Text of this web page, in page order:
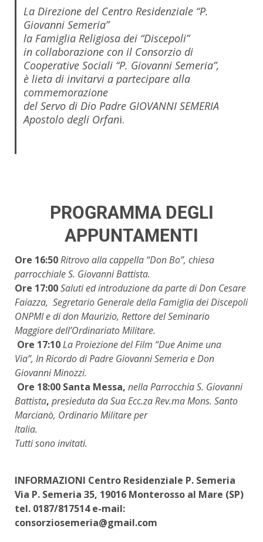
La Direzione del Centro Residenziale “P.
Giovanni Semeria”
la Famiglia Religiosa dei “Discepoli”
in collaborazione con il Consorzio di
Cooperative Sociali “P. Giovanni Semeria”,
è lieta di invitarvi a partecipare alla
commemorazione
del Servo di Dio Padre GIOVANNI SEMERIA
Apostolo degli Orfani.
PROGRAMMA DEGLI
APPUNTAMENTI
Ore 16:50Ritrovoalla cappella “Don Bo”, chiesa
parrocchiale S. Giovanni Battista.
Ore 17:00Saluti ed introduzioneda parte di Don Cesare
Faiazza, Segretario Generale della Famiglia dei Discepoli
ONPMIe di don Maurizio, Rettore del Seminario
Maggiore dell’Ordinariato Militare.
Ore 17:10La Proiezione del Film “Due Anime una
Via”, In Ricordo di Padre Giovanni Semeria e Don
Giovanni Minozzi.
Ore 18:00 Santa Messa, nella Parrocchia S. Giovanni
Battista, presieduta da Sua Ecc.za Rev.ma Mons. Santo
Marcianò, Ordinario Militare per
Italia.
Tutti sono invitati.
INFORMAZIONI Centro Residenziale P. Semeria
Via P. Semeria 35, 19016 Monterosso al Mare (SP)
tel. 0187/817514 e-mail:
consorziosemeria@gmail.com